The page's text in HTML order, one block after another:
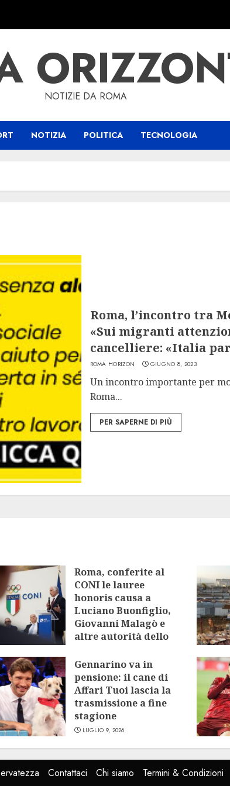
NOTIZIE DA ROMA
NOTIZIA POLITICA TECNOLOGIA
Roma, l’incontro tra
«Sui migranti
cancelliere: «Italia
ROMA HORIZON GIUGNO 8, 2023
Un incontro importante per
Roma...
PER SAPERNE DI PIÙ
Roma, conferite al
CONI le lauree
honoris causa a
Luciano Buonfiglio,
Giovanni Malagò e
altre autorità dello
LUGLIO 9, 2026
Gennarino va in
pensione: il cane di
Affari Tuoi lascia la
trasmissione a fine
stagione
LUGLIO 9, 2026
Contattaci Chi siamo Termini & Condizioni